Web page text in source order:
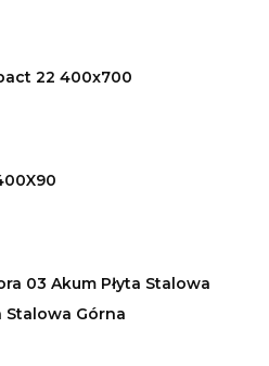
22 400x700
03 Akum Płyta Stalowa
Stalowa Górna